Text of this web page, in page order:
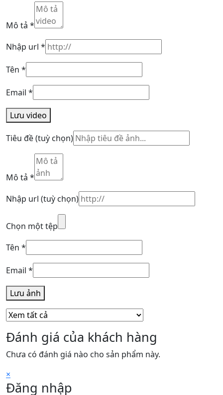
Mô tả *
Nhập url *
Tên *
Email *
Lưu video
Tiêu đề(tuỳ chọn)
Mô tả *
Nhập url (tuỳ chọn)
Chọn một tệp
Tên *
Email *
Lưu ảnh
Đánh giá của khách hàng
Chưa có đánh giá nào cho sản phẩm này.
×
Đăng nhập